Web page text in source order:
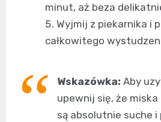
minut, aż beza
Wyjmij z piekarnika i
całkowitego
Wskazówka: Aby
upewnij się, że
są absolutnie suche i